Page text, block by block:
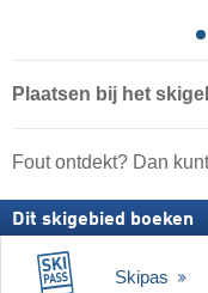
Plaatsen bij het
Fout ontdekt? Dan
Dit skigebied boeken
Skipas